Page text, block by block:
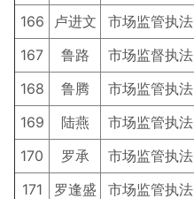
166
卢进文 市场监管执法
167
鲁路 市场监督执法
168
鲁腾 市场监管执法
169
陆燕 市场监管执法
170
罗承 市场监管执法
171
罗逢盛 市场监管执法